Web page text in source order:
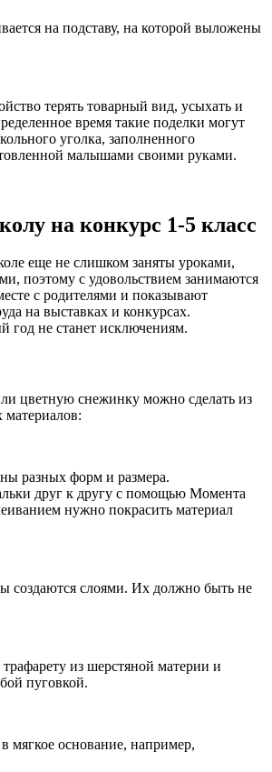
на подставу, на которой выложены
терять товарный вид, усыхать и
время такие поделки могут
уголка, заполненного
малышами своими руками.
на конкурс 1-5 класс
еще не слишком заняты уроками,
поэтому с удовольствием занимаются
с родителями и показывают
на выставках и конкурсах.
не станет исключениям.
цветную снежинку можно сделать из
разных форм и размера.
друг к другу с помощью Момента
нужно покрасить материал
создаются слоями. Их должно быть не
из шерстяной материи и
пуговкой.
мягкое основание, например,